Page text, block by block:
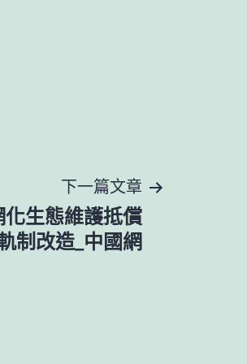
下一篇文章
生態維護抵償
制改造_中國網